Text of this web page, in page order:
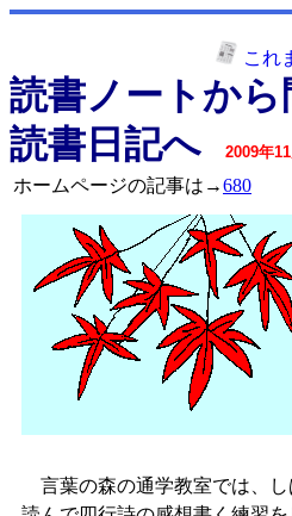
これ
読書ノートから
読書日記へ
2009年
ホームページの記事は→680
言葉の森の通学教室では、